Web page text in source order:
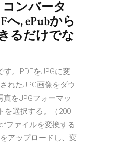
ンバータ
へ, ePubから
るだけでな
。PDFをJPGに変
れたJPG画像をダウ
をJPGフォーマッ
を選択する。（200
ファイルを変換する
アップロードし、変